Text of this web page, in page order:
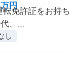
円
免許証をお持
、...
し